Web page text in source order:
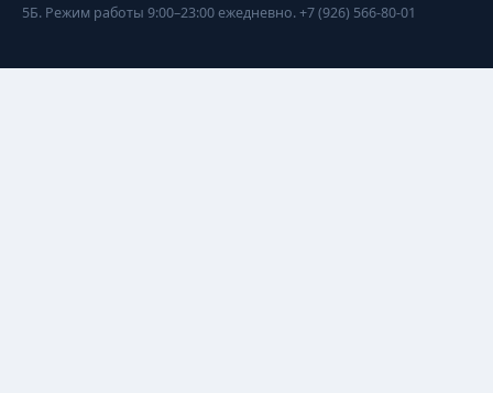
5Б. Режим работы 9:00–23:00 ежедневно. +7 (926) 566-80-01